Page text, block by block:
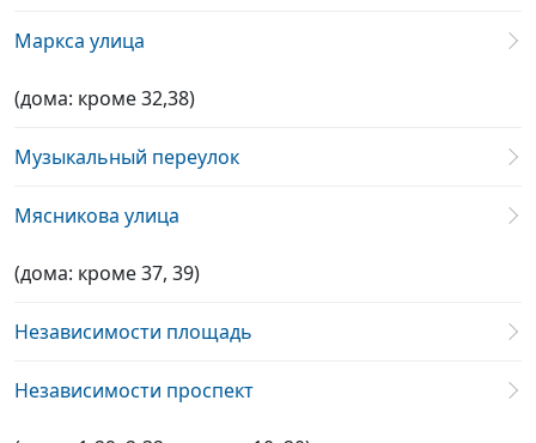
Маркса улица
(дома: кроме 32,38)
Музыкальный переулок
Мясникова улица
(дома: кроме 37, 39)
Независимости площадь
Независимости проспект